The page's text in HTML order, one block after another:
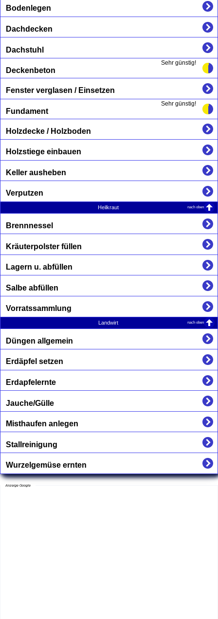
Bodenlegen
Dachdecken
Dachstuhl
Sehr günstig!
Deckenbeton
Fenster verglasen / Einsetzen
Sehr günstig!
Fundament
Holzdecke / Holzboden
Holzstiege einbauen
Keller ausheben
Verputzen
Heilkraut nach oben
Brennnessel
Kräuterpolster füllen
Lagern u. abfüllen
Salbe abfüllen
Vorratssammlung
Landwirt nach oben
Düngen allgemein
Erdäpfel setzen
Erdapfelernte
Jauche/Gülle
Misthaufen anlegen
Stallreinigung
Wurzelgemüse ernten
Anzeige Google